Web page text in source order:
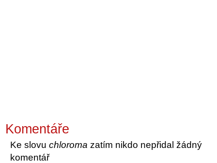
Komentáře
Ke slovuchloroma zatím nikdo nepřidal žádný
komentář